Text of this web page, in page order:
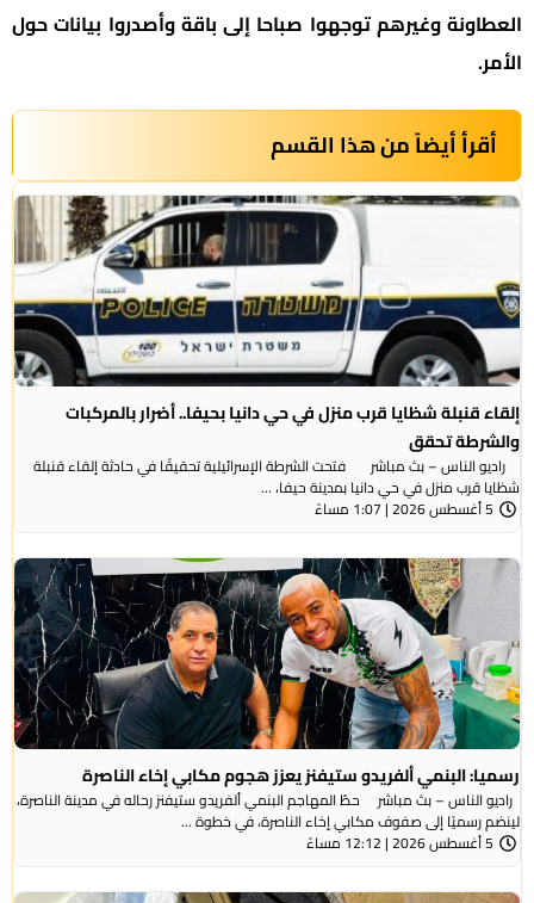
العطاونة وغيرهم توجهوا صباحا إلى باقة وأصدروا بيانات حول
الأمر.
أقرأ أيضاً من هذا القسم
إلقاء قنبلة شظايا قرب منزل في حي دانيا بحيفا.. أضرار بالمركبات
والشرطة تحقق
راديو الناس – بث مباشر فتحت الشرطة الإسرائيلية تحقيقًا في حادثة إلقاء قنبلة
شظايا قرب منزل في حي دانيا بمدينة حيفا، ...
5 أغسطس 2026 | 1:07 مساءً
رسميا: البنمي ألفريدو ستيفنز يعزز هجوم مكابي إخاء الناصرة
راديو الناس – بث مباشر حطّ المهاجم البنمي ألفريدو ستيفنز رحاله في مدينة الناصرة،
لينضم رسميًا إلى صفوف مكابي إخاء الناصرة، في خطوة ...
5 أغسطس 2026 | 12:12 مساءً